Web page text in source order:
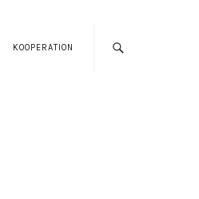
KOOPERATION